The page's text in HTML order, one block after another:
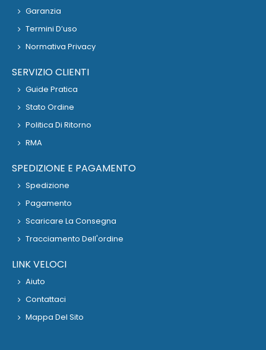
Garanzia
Termini D’uso
Normativa Privacy
SERVIZIO CLIENTI
Guide Pratica
Stato Ordine
Politica Di Ritorno
RMA
SPEDIZIONE E PAGAMENTO
Spedizione
Pagamento
Scaricare La Consegna
Tracciamento Dell'ordine
LINK VELOCI
Aiuto
Contattaci
Mappa Del Sito